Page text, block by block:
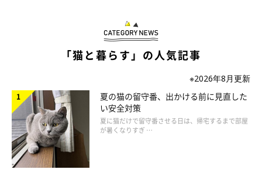
「猫と暮らす」の人気記事
※2026年8月更新
夏の猫の留守番、出かける前に見直した
い安全対策
夏に猫だけで留守番させる日は、帰宅するまで部屋
が暑くなりすぎ …